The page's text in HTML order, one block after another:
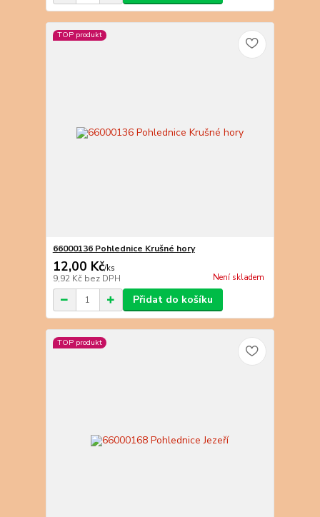
TOP produkt
66000136 Pohlednice Krušné hory
12,00 Kč/ks
9,92 Kč bez DPH Není skladem
Přidat do košíku
TOP produkt